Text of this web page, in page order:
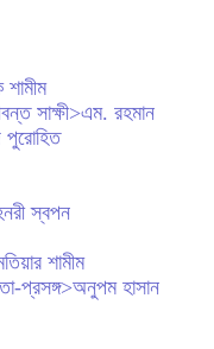
সাক্ষী>এম. রহমান
পুরোহিত
স্বপন
শামীম
প্রসঙ্গ>অনুপম হাসান